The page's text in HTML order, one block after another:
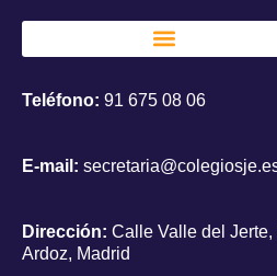
Teléfono: 91 675 08 06
E-mail:
Dirección: Calle Valle del
Ardoz, Madrid